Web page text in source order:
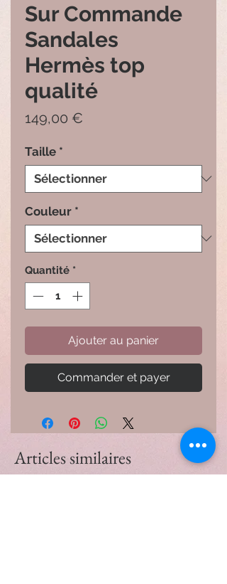
Sur Commande
Sandales
Hermès top
qualité
149,00 €
Taille *
Couleur *
Quantité *
Ajouter au panier
Commander et payer
Articles similaires